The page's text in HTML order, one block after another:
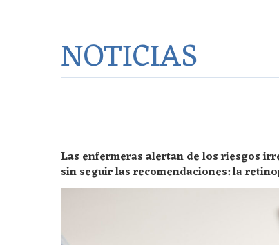
NOTICIAS
Las enfermeras alertan de los riesgos
sin seguir las recomendaciones: la
peligros